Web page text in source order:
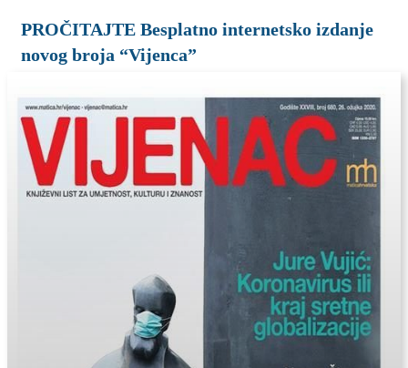
PROČITAJTE Besplatno internetsko izdanje
novog broja “Vijenca”